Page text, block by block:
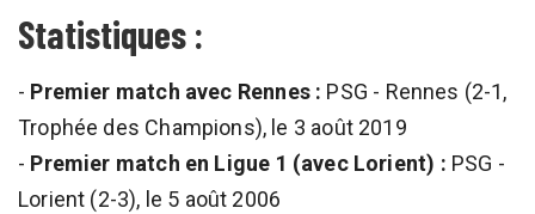
Statistiques :
- Premier match avec Rennes : PSG - Rennes (2-1,
Trophée des Champions), le 3 août 2019
- Premier match en Ligue 1 (avec Lorient) : PSG -
Lorient (2-3), le 5 août 2006